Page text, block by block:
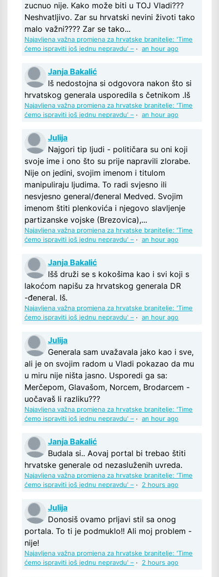
zucnuo nije. Kako može biti u TOJ Vladi???
Neshvatljivo. Zar su hrvatski nevini životi tako
malo važni???? Zar se tako...
Najavljena važna promjena za hrvatske branitelje: 'Time
ćemo ispraviti još jednu nepravdu' – · an hour ago
Janja Bakalić
Iš nedostojna si odgovora nakon što si
hrvatskog generala usporedila s četnikom .Iš
Najavljena važna promjena za hrvatske branitelje: 'Time
ćemo ispraviti još jednu nepravdu' – · an hour ago
Julija
Najgori tip ljudi - političara su oni koji
svoje ime i ono što su prije napravili zlorabe.
Nije on jedini, svojim imenom i titulom
manipuliraju ljudima. To radi svjesno ili
nesvjesno general/đeneral Medved. Svojim
imenom štiti plenkovića i njegovo slavljenje
partizanske vojske (Brezovica),...
Najavljena važna promjena za hrvatske branitelje: 'Time
ćemo ispraviti još jednu nepravdu' – · an hour ago
Janja Bakalić
Išš druži se s kokošima kao i svi koji s
lakoćom napišu za hrvatskog generala DR
-đeneral. Iš.
Najavljena važna promjena za hrvatske branitelje: 'Time
ćemo ispraviti još jednu nepravdu' – · an hour ago
Julija
Generala sam uvažavala jako kao i sve,
ali je on svojim radom u Vladi pokazao da mu
u miru nije ništa jasno. Usporedi ga sa:
Merčepom, Glavašom, Norcem, Brodarcem -
uočavaš li razliku???
Najavljena važna promjena za hrvatske branitelje: 'Time
ćemo ispraviti još jednu nepravdu' – · an hour ago
Janja Bakalić
Budala si.. Aovaj portal bi trebao štiti
hrvatske generale od nezasluženih uvreda.
Najavljena važna promjena za hrvatske branitelje: 'Time
ćemo ispraviti još jednu nepravdu' – · 2 hours ago
Julija
Donosiš ovamo prljavi stil sa onog
portala. To ti je podmuklo!! Ali moj problem -
nije!
Najavljena važna promjena za hrvatske branitelje: 'Time
ćemo ispraviti još jednu nepravdu' – · 2 hours ago